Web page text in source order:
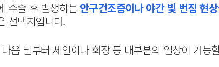
수술 후 발생하는 안구건조증이나 야간 빛 번짐 현
선택지입니다.
음 날부터 세안이나 화장 등 대부분의 일상이 가능